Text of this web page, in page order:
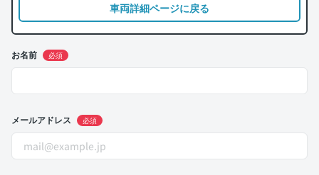
車両詳細ページに戻る
お名前 必須
メールアドレス 必須